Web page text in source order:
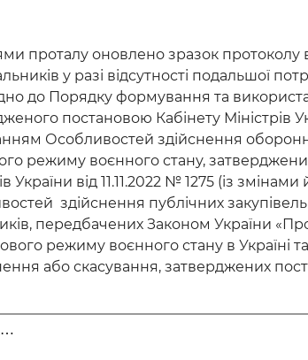
проталу оновлено зразок протоколу
у разі відсутності подальшої
до Порядку формування та
постановою Кабінету Міністрів
Особливостей здійснення
режиму воєнного стану,
України від 11.11.2022 № 1275 (із
здійснення публічних закупівель
передбачених Законом України «Про
режиму воєнного стану в Україні
або скасування, затверджених